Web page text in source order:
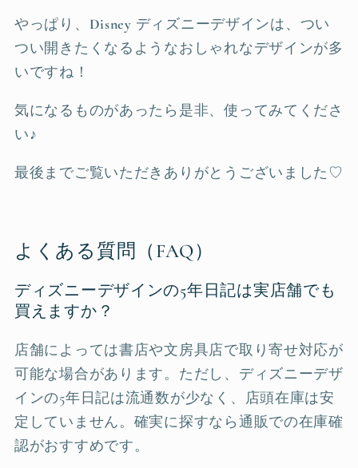
やっぱり、 Disney ディズニーデザインは、つい
つい開きたくなるようなおしゃれなデザインが多
いですね！
気になるものがあったら是非、使ってみてくださ
い♪
最後までご覧いただきありがとうございました♡
よくある質問（FAQ）
ディズニーデザインの5年日記は実店舗でも
買えますか？
店舗によっては書店や文房具店で取り寄せ対応が
可能な場合があります。ただし、ディズニーデザ
インの5年日記は流通数が少なく、店頭在庫は安
定していません。確実に探すなら通販での在庫確
認がおすすめです。